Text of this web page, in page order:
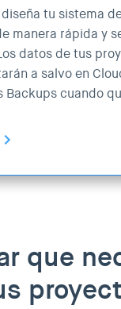
tu sistema
manera rápida y
datos de tus
a salvo en
Backups cuando
que